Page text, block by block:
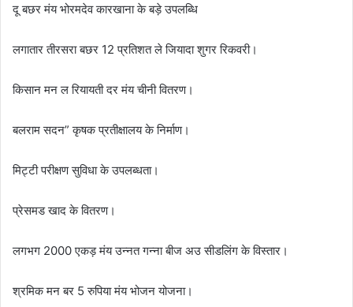
दू बछर मंय भोरमदेव कारखाना के बड़े उपलब्धि
लगातार तीरसरा बछर 12 प्रतिशत ले जियादा शुगर रिकवरी।
किसान मन ल रियायती दर मंय चीनी वितरण।
बलराम सदन” कृषक प्रतीक्षालय के निर्माण।
मिट्टी परीक्षण सुविधा के उपलब्धता।
प्रेसमड खाद के वितरण।
लगभग 2000 एकड़ मंय उन्नत गन्ना बीज अउ सीडलिंग के विस्तार।
श्रमिक मन बर 5 रुपिया मंय भोजन योजना।